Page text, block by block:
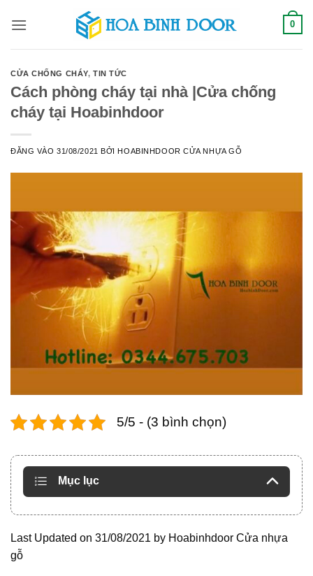
qua
0
CỬA CHỐNG CHÁY, TIN TỨC
Cách phòng cháy tại nhà |Cửa chống
cháy tại Hoabinhdoor
ĐĂNG VÀO31/08/2021 BỞIHOABINHDOOR CỬA NHỰA GỖ
5/5 - (3 bình chọn)
Mục lục
Last Updated on 31/08/2021 by Hoabinhdoor Cửa nhựa
gỗ